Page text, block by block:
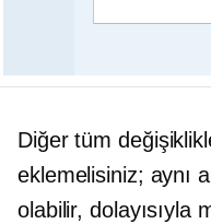
Diğer tüm
eklemelisiniz; aynı
olabilir, dolayısıyla